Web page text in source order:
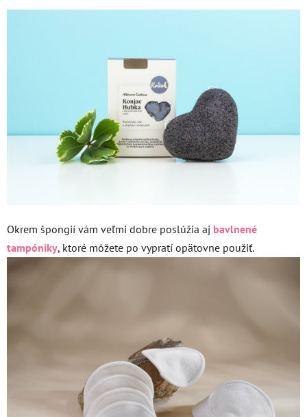
Okrem špongií vám veľmi dobre poslúžia aj bavlnené
tampóniky, ktoré môžete po vypratí opätovne použiť.